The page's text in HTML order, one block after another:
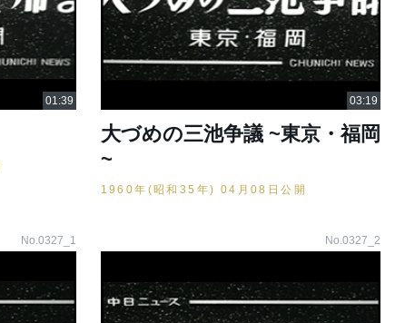
大づめの三池争議 ~東京・福岡
~
1960年(昭和35年) 04月08日公開
No.0327_1 No.0327_2